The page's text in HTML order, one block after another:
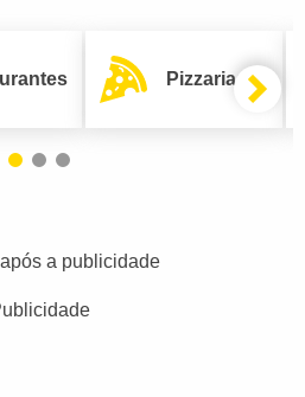
Pizzarias
a publicidade